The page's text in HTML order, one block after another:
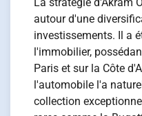
autour d'une
investissements. Il a
l'immobilier,
Paris et sur la Côte
l'automobile l'a
collection